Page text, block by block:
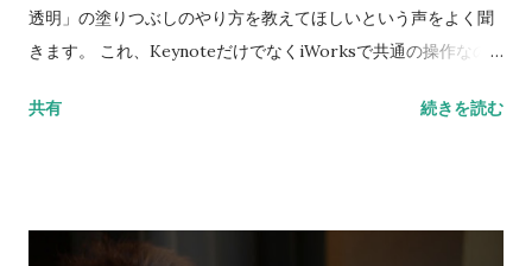
透明」の塗りつぶしのやり方を教えてほしいという声をよく聞
きます。 これ、KeynoteだけでなくiWorksで共通の操作なの
で今回は動画で作り方を公開します。
共有 続きを読む